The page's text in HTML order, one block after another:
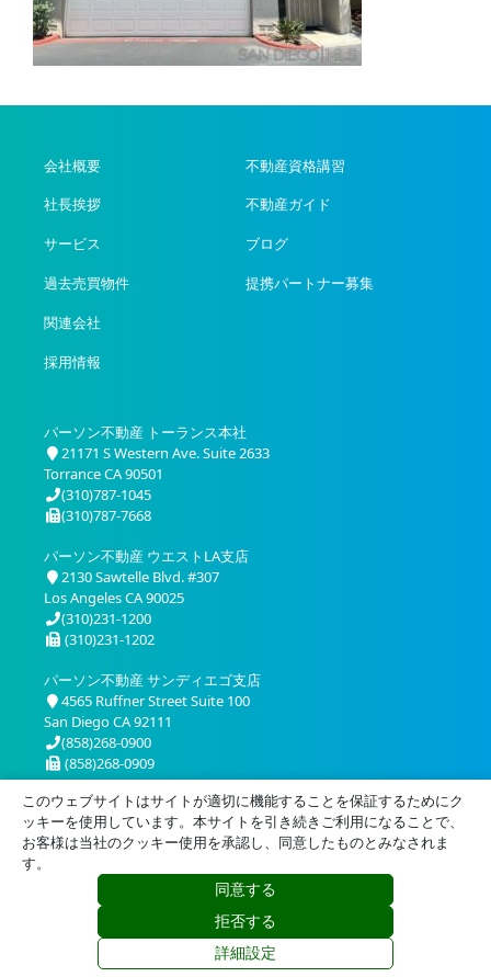
会社概要
社長挨拶
サービス
過去売買物件
関連会社
採用情報
不動産資格講習
不動産ガイド
ブログ
提携パートナー募集
パーソン不動産 トーランス本社
21171 S Western Ave. Suite 2633
Torrance CA 90501
(310)787-1045
(310)787-7668
パーソン不動産 ウエストLA支店
2130 Sawtelle Blvd. #307
Los Angeles CA 90025
(310)231-1200
(310)231-1202
パーソン不動産 サンディエゴ支店
4565 Ruffner Street Suite 100
San Diego CA 92111
(858)268-0900
(858)268-0909
© 2026 Person Realty, Inc. All Rights Reserved.
このウェブサイトはサイトが適切に機能することを保証するためにク
ッキーを使用しています。本サイトを引き続きご利用になることで、
お客様は当社のクッキー使用を承認し、同意したものとみなされま
す。
同意する
拒否する
詳細設定